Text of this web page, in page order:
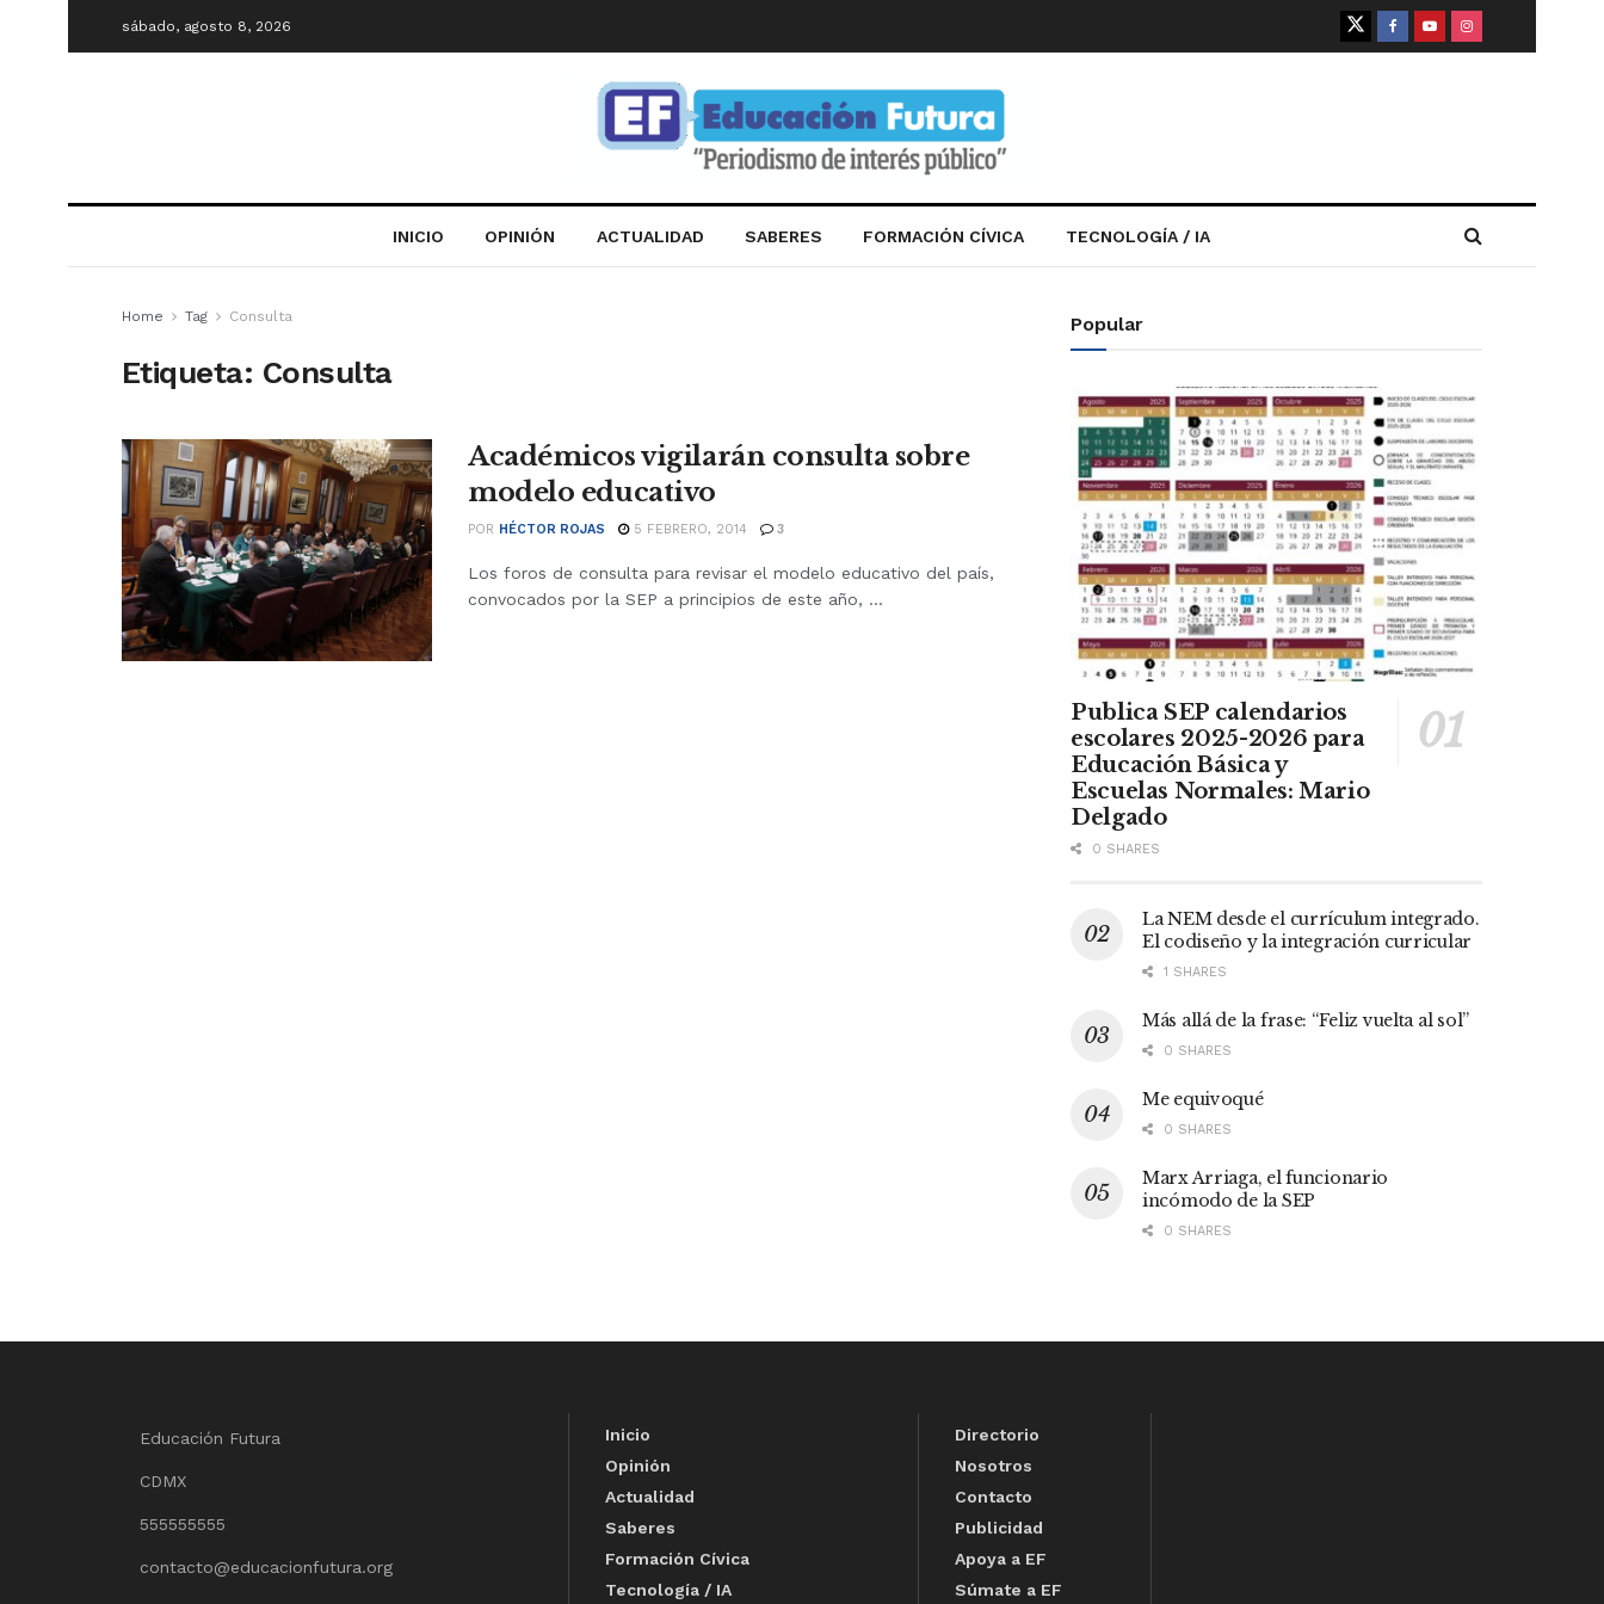
sábado, agosto 8, 2026
INICIO OPINIÓN ACTUALIDAD SABERES FORMACIÓN CÍVICA TECNOLOGÍA / IA
Home Tag Consulta
Etiqueta: Consulta
Académicos vigilarán consulta sobre
modelo educativo
POR HÉCTOR ROJAS 5 FEBRERO, 2014 3
Los foros de consulta para revisar el modelo educativo del país,
convocados por la SEP a principios de este año, ...
Popular
Publica SEP calendarios
escolares 2025-2026 para
Educación Básica y
Escuelas Normales: Mario
Delgado
0 SHARES
La NEM desde el currículum integrado.
El codiseño y la integración curricular
1 SHARES
Más allá de la frase: “Feliz vuelta al sol”
0 SHARES
Me equivoqué
0 SHARES
Marx Arriaga, el funcionario
incómodo de la SEP
0 SHARES
Educación Futura
CDMX
555555555
contacto@educacionfutura.org
Inicio
Opinión
Actualidad
Saberes
Formación Cívica
Tecnología / IA
Directorio
Nosotros
Contacto
Publicidad
Apoya a EF
Súmate a EF